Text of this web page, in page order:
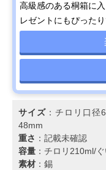
高級感のある桐箱に
レゼントにもぴったり
サイズ ：チロリ口径
48mm
重さ ：記載未確認
容量 ：チロリ210ml/
素材 ：錫